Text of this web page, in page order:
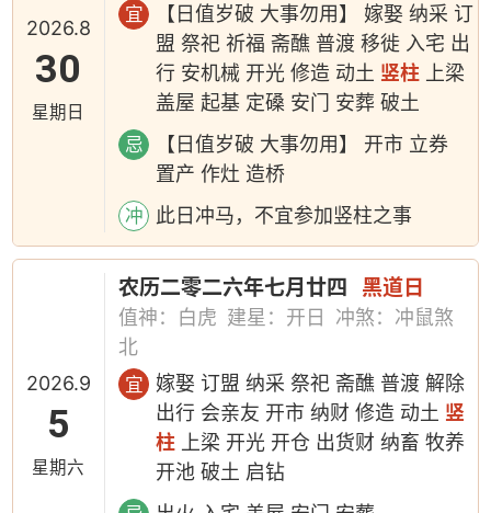
2026.8
30
星期日
宜
【日值岁破 大事勿用】 嫁娶 纳采 订
盟 祭祀 祈福 斋醮 普渡 移徙 入宅 出
行 安机械 开光 修造 动土 竖柱 上梁
盖屋 起基 定磉 安门 安葬 破土
忌
【日值岁破 大事勿用】 开市 立券
置产 作灶 造桥
冲 此日冲马，不宜参加竖柱之事
2026.9
5
星期六
农历二零二六年七月廿四 黑道日
值神：白虎 建星：开日
冲煞：冲鼠煞
北
宜
嫁娶 订盟 纳采 祭祀 斋醮 普渡 解除
出行 会亲友 开市 纳财 修造 动土 竖
柱 上梁 开光 开仓 出货财 纳畜 牧养
开池 破土 启钻